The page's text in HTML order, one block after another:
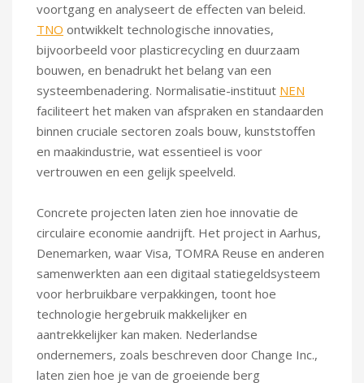
voortgang en analyseert de effecten van beleid.
TNO ontwikkelt technologische innovaties,
bijvoorbeeld voor plasticrecycling en duurzaam
bouwen, en benadrukt het belang van een
systeembenadering. Normalisatie-instituut NEN
faciliteert het maken van afspraken en standaarden
binnen cruciale sectoren zoals bouw, kunststoffen
en maakindustrie, wat essentieel is voor
vertrouwen en een gelijk speelveld.
Concrete projecten laten zien hoe innovatie de
circulaire economie aandrijft. Het project in Aarhus,
Denemarken, waar Visa, TOMRA Reuse en anderen
samenwerkten aan een digitaal statiegeldsysteem
voor herbruikbare verpakkingen, toont hoe
technologie hergebruik makkelijker en
aantrekkelijker kan maken. Nederlandse
ondernemers, zoals beschreven door Change Inc.,
laten zien hoe je van de groeiende berg